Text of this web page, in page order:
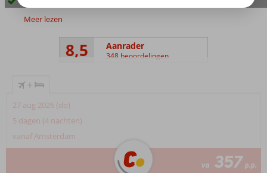
Meer lezen
8,5 Aanrader
348 beoordelingen
+
27 aug 2026 (do)
5 dagen (4 nachten)
vanaf Amsterdam
va 357 p.p.